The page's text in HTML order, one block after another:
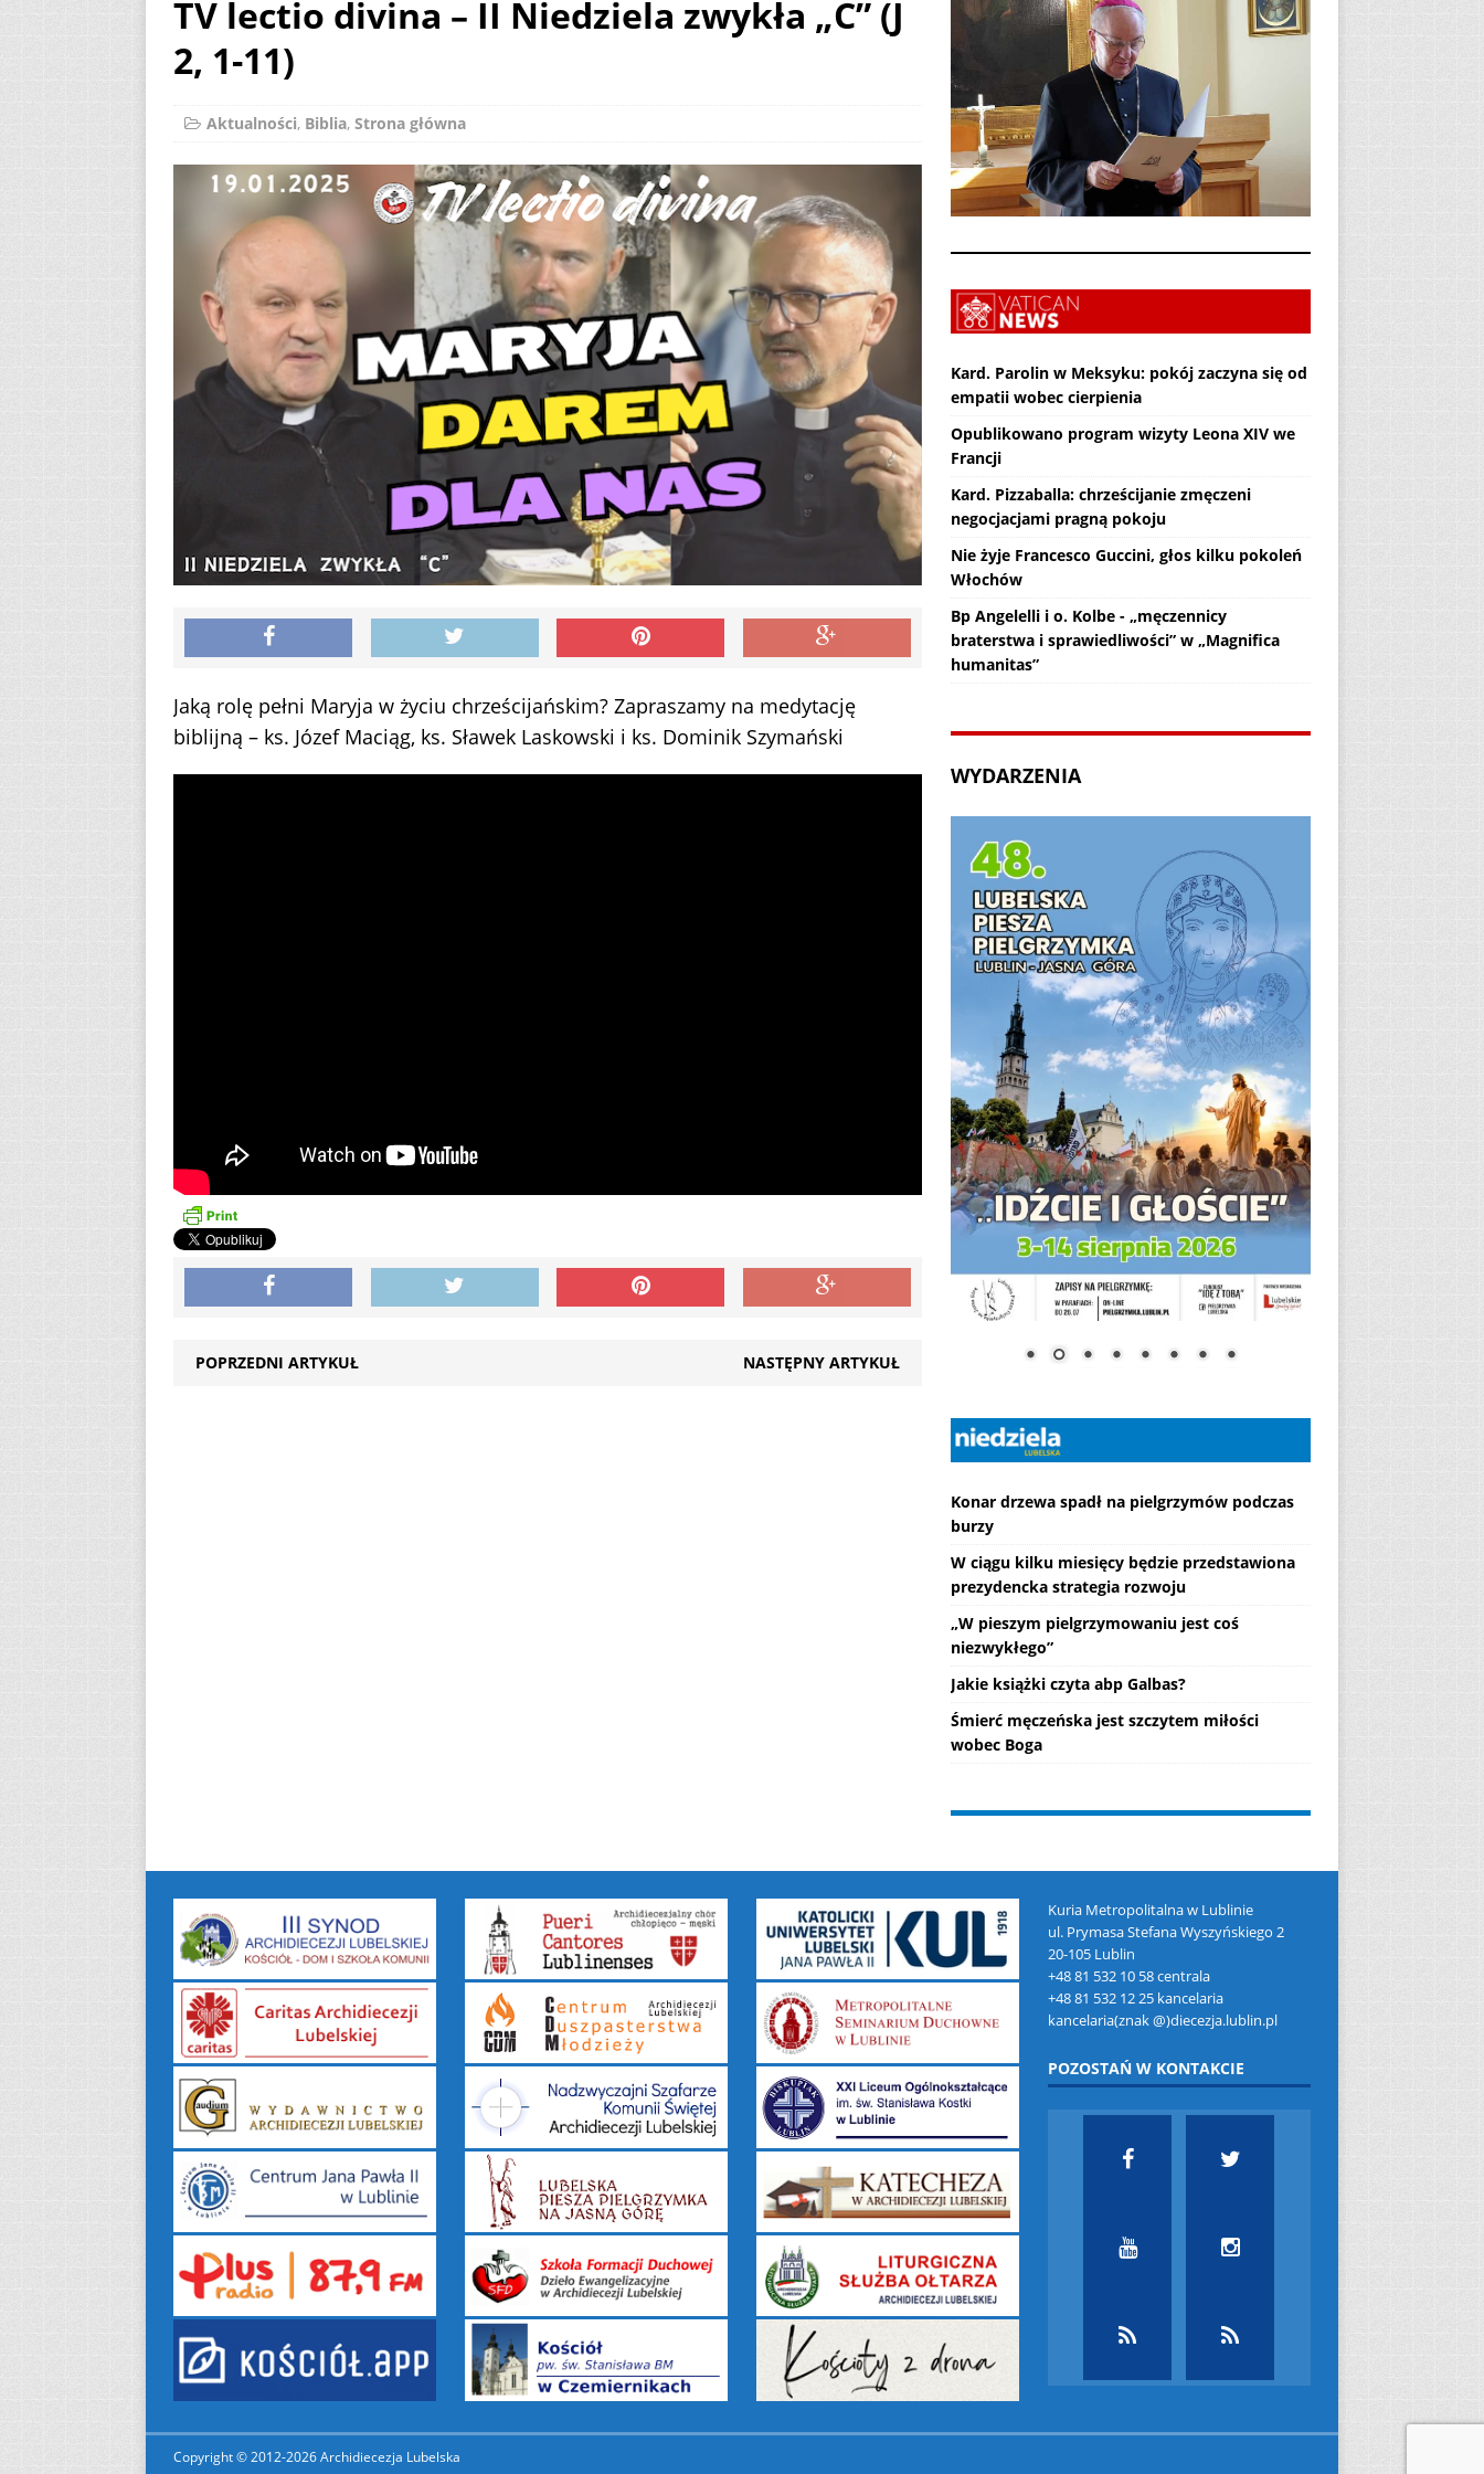
TV lectio divina – II Niedziela zwykła „C” (J
2, 1-11)
Aktualności, Biblia, Strona główna
Jaką rolę pełni Maryja w życiu chrześcijańskim? Zapraszamy na medytację
biblijną – ks. Józef Maciąg, ks. Sławek Laskowski i ks. Dominik Szymański
POPRZEDNI ARTYKUŁ NASTĘPNY ARTYKUŁ
Kard. Parolin w Meksyku: pokój zaczyna się od
empatii wobec cierpienia
Opublikowano program wizyty Leona XIV we
Francji
Kard. Pizzaballa: chrześcijanie zmęczeni
negocjacjami pragną pokoju
Nie żyje Francesco Guccini, głos kilku pokoleń
Włochów
Bp Angelelli i o. Kolbe - „męczennicy
braterstwa i sprawiedliwości” w „Magnifica
humanitas”
WYDARZENIA
Konar drzewa spadł na pielgrzymów podczas
burzy
W ciągu kilku miesięcy będzie przedstawiona
prezydencka strategia rozwoju
„W pieszym pielgrzymowaniu jest coś
niezwykłego”
Jakie książki czyta abp Galbas?
Śmierć męczeńska jest szczytem miłości
wobec Boga
Kuria Metropolitalna w Lublinie
ul. Prymasa Stefana Wyszyńskiego 2
20-105 Lublin
+48 81 532 10 58 centrala
+48 81 532 12 25 kancelaria
kancelaria(znak @)diecezja.lublin.pl
POZOSTAŃ W KONTAKCIE
Copyright © 2012-2026 Archidiecezja Lubelska